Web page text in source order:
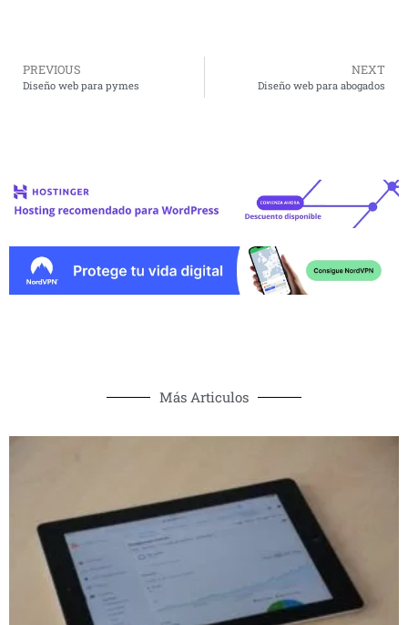
PREVIOUS
Diseño web para pymes
NEXT
Diseño web para abogados
Más Articulos